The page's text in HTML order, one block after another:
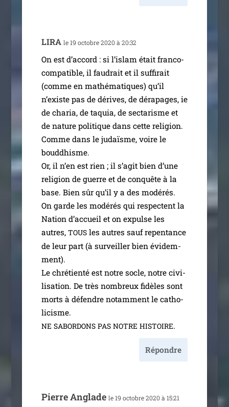
LIRA le 19 octobre 2020 à 20:32
On est d’ac­cord : si l’is­lam était fran­­co-
com­­pa­­tible, il fau­drait et il suf­fi­rait
(comme en mathé­ma­tiques) qu’il
n’existe pas de dérives, de déra­pages, ie
de cha­ria, de taquia, de sec­ta­risme et
de nature poli­tique dans cette reli­gion.
Comme dans le judaïsme, voire le
boud­dhisme.
Or, il n’en est rien ; il s’a­git bien d’une
reli­gion de guerre et de conquête à la
base. Bien sûr qu’il y a des modé­rés.
On garde les modé­rés qui res­pectent la
Nation d’ac­cueil et on expulse les
autres, TOUSles autres sauf repen­tance
de leur part (à sur­veiller bien évi­dem­
ment).
Le chré­tien­té est notre socle, notre civi­
li­sa­tion. De très nom­breux fidèles sont
morts à défendre notam­ment le catho­
li­cisme.
NE SABORDONS PAS NOTRE HISTOIRE.
Répondre
Pierre Anglade le 19 octobre 2020 à 15:21